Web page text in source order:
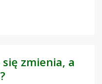
zmienia, a